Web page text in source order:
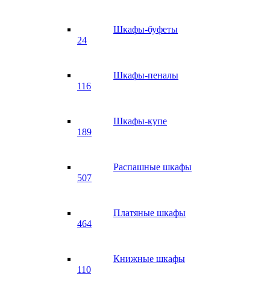
Шкафы-буфеты
24
Шкафы-пеналы
116
Шкафы-купе
189
Распашные шкафы
507
Платяные шкафы
464
Книжные шкафы
110